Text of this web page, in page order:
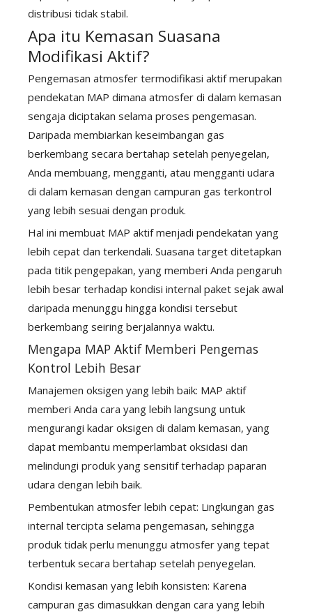
distribusi tidak stabil.
Apa itu Kemasan Suasana
Modifikasi Aktif?
Pengemasan atmosfer termodifikasi aktif merupakan
pendekatan MAP dimana atmosfer di dalam kemasan
sengaja diciptakan selama proses pengemasan.
Daripada membiarkan keseimbangan gas
berkembang secara bertahap setelah penyegelan,
Anda membuang, mengganti, atau mengganti udara
di dalam kemasan dengan campuran gas terkontrol
yang lebih sesuai dengan produk.
Hal ini membuat MAP aktif menjadi pendekatan yang
lebih cepat dan terkendali. Suasana target ditetapkan
pada titik pengepakan, yang memberi Anda pengaruh
lebih besar terhadap kondisi internal paket sejak awal
daripada menunggu hingga kondisi tersebut
berkembang seiring berjalannya waktu.
Mengapa MAP Aktif Memberi Pengemas
Kontrol Lebih Besar
Manajemen oksigen yang lebih baik: MAP aktif
memberi Anda cara yang lebih langsung untuk
mengurangi kadar oksigen di dalam kemasan, yang
dapat membantu memperlambat oksidasi dan
melindungi produk yang sensitif terhadap paparan
udara dengan lebih baik.
Pembentukan atmosfer lebih cepat: Lingkungan gas
internal tercipta selama pengemasan, sehingga
produk tidak perlu menunggu atmosfer yang tepat
terbentuk secara bertahap setelah penyegelan.
Kondisi kemasan yang lebih konsisten: Karena
campuran gas dimasukkan dengan cara yang lebih